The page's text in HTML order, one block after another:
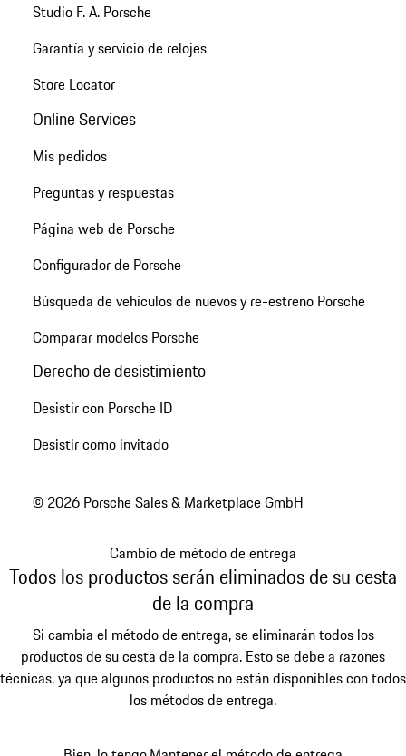
Studio F. A. Porsche
Garantía y servicio de relojes
Store Locator
Online Services
Mis pedidos
Preguntas y respuestas
Página web de Porsche
Configurador de Porsche
Búsqueda de vehículos de nuevos y re-estreno Porsche
Comparar modelos Porsche
Derecho de desistimiento
Desistir con Porsche ID
Desistir como invitado
© 2026 Porsche Sales & Marketplace GmbH
Cambio de método de entrega
Todos los productos serán eliminados de su cesta
de la compra
Si cambia el método de entrega, se eliminarán todos los
productos de su cesta de la compra. Esto se debe a razones
técnicas, ya que algunos productos no están disponibles con todos
los métodos de entrega.